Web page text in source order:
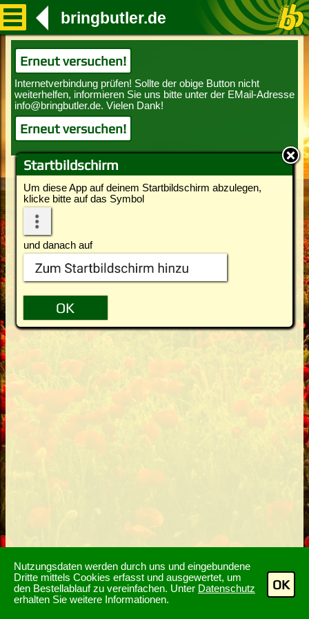
Nutzungsdaten werden durch uns und eingebundene
Dritte mittels Cookies erfasst und ausgewertet, um
den Bestellablauf zu vereinfachen. Unter Datenschutz
erhalten Sie weitere Informationen.
OK
Startbildschirm
Um diese App auf deinem Startbildschirm abzulegen,
klicke bitte auf das Symbol
und danach auf
bringbutler.de
Erneut versuchen!
Erneut versuchen!